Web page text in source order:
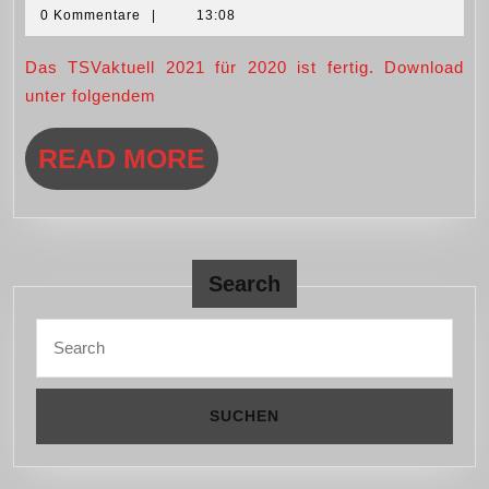
für
2020
Juni
2021
0 Kommentare 13:08
Das TSVaktuell 2021 für 2020 ist fertig. Download
unter folgendem
READ MORE READ
Search
for: